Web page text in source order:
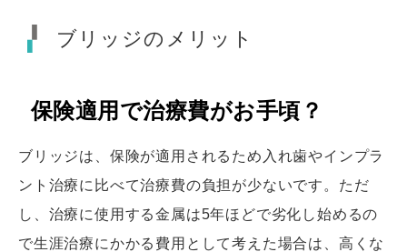
ブリッジのメリット
保険適用で治療費がお手頃？
ブリッジは、保険が適用されるため入れ歯やインプラ
ント治療に比べて治療費の負担が少ないです。ただ
し、治療に使用する金属は5年ほどで劣化し始めるの
で生涯治療にかかる費用として考えた場合は、高くな